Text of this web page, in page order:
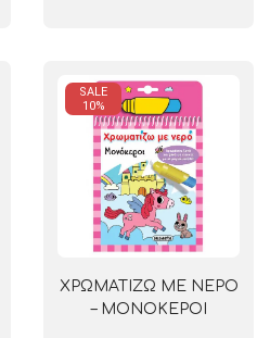
SALE
10%
ΧΡΩΜΑΤΙΖΩ ΜΕ ΝΕΡΟ
– ΜΟΝΟΚΕΡΟΙ